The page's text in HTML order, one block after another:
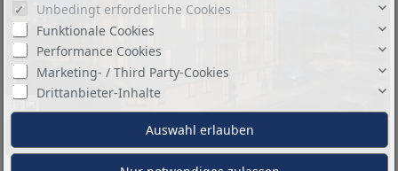
Unbedingt erforderliche Cookies
Funktionale Cookies
Performance Cookies
Marketing- / Third Party-Cookies
Drittanbieter-Inhalte